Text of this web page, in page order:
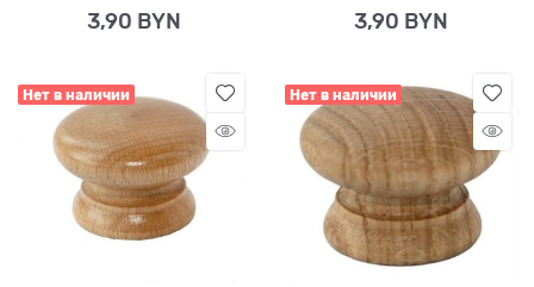
3,90 BYN 3,90 BYN
Нет в наличии Нет в наличии